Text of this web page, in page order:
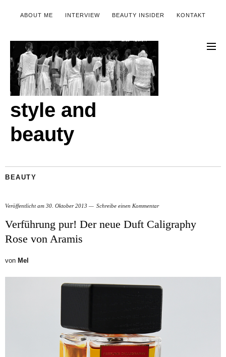
ABOUT ME INTERVIEW BEAUTY INSIDER KONTAKT
style and
beauty
BEAUTY
Veröffentlicht am 30. Oktober 2013 Schreibe einen Kommentar
Verführung pur! Der neue Duft Caligraphy
Rose von Aramis
von Mel